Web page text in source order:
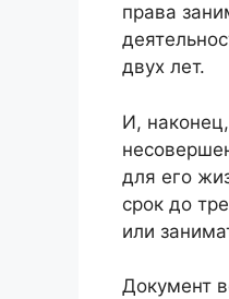
права
двух лет.
И,
для его
срок до
или
Документ